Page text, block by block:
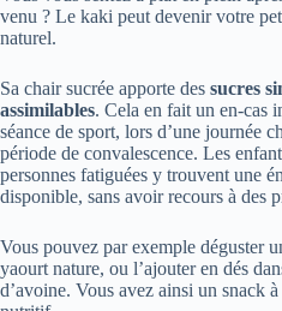
venu ? Le kaki peut devenir votre
naturel.
Sa chair sucrée apporte des sucres
assimilables. Cela en fait un en-cas
séance de sport, lors d’une journée
période de convalescence. Les
personnes fatiguées y trouvent une
disponible, sans avoir recours à des
Vous pouvez par exemple déguster
yaourt nature, ou l’ajouter en dés
d’avoine. Vous avez ainsi un snack